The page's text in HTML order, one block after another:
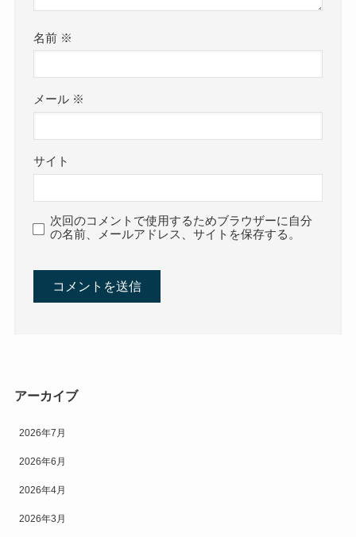
名前 ※
メール ※
サイト
次回のコメントで使用するためブラウザーに自分
の名前、メールアドレス、サイトを保存する。
アーカイブ
2026年7月
2026年6月
2026年4月
2026年3月